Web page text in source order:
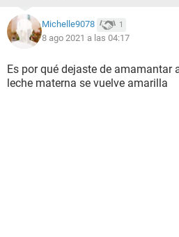
Michelle9078 1
8 ago 2021 a las 04:17
Es por qué dejaste de amamantar
leche materna se vuelve amarilla